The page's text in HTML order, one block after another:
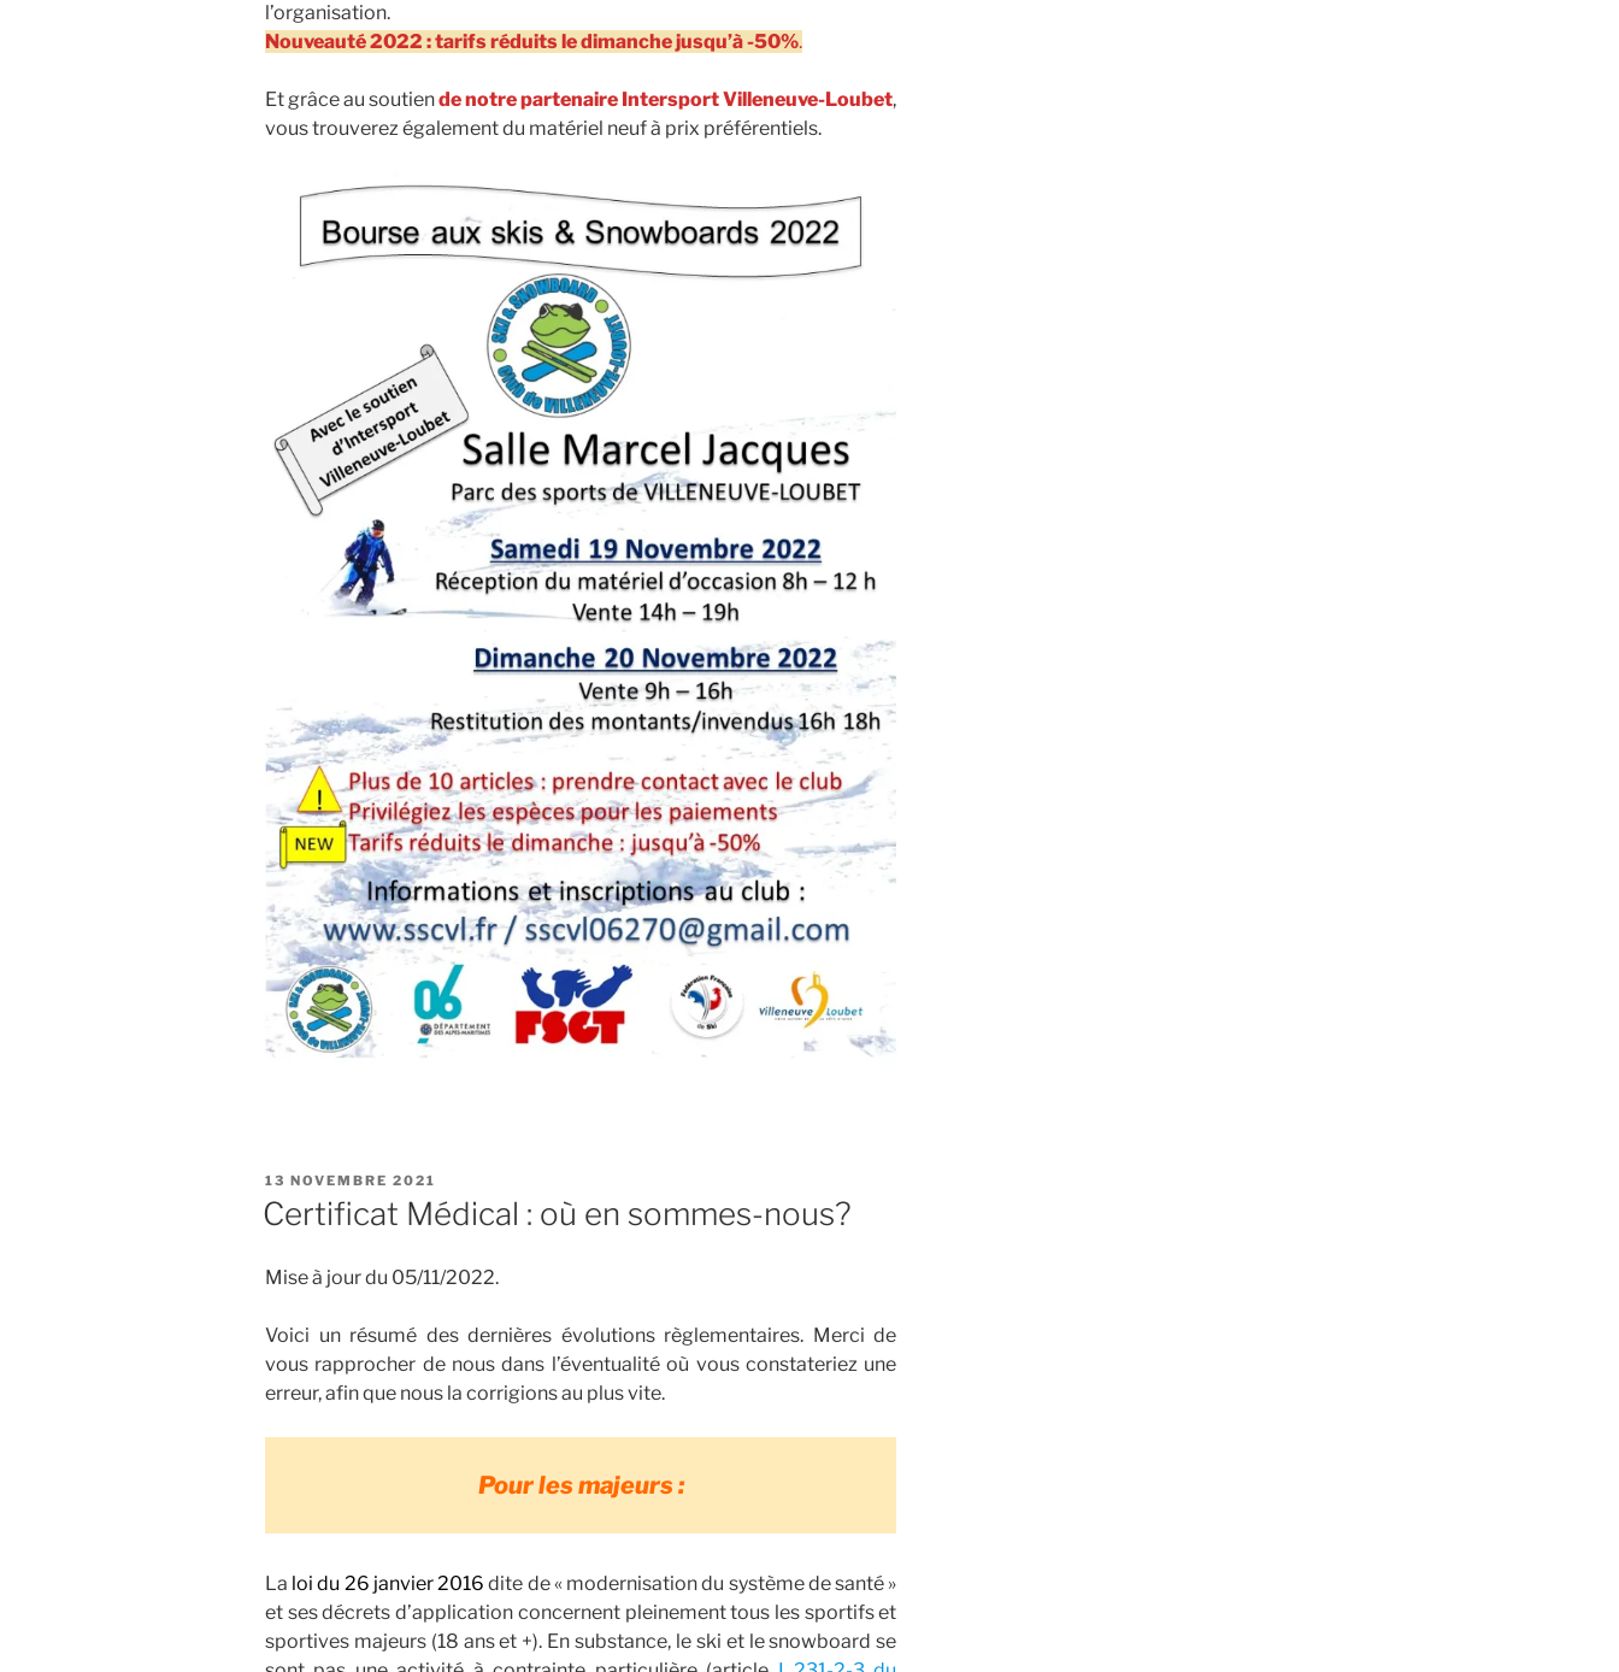
l’organisation.
Nouveauté 2022 : tarifs réduits le dimanche jusqu’à -50%.
Et grâce au soutiende notre partenaire Intersport Villeneuve-Loubet,
vous trouverez également du matériel neuf à prix préférentiels.
PUBLIÉ
LE
13 NOVEMBRE 2021
Certificat Médical : où en sommes-nous?
Mise à jour du 05/11/2022.
Voici un résumé des dernières évolutions règlementaires. Merci de
vous rapprocher de nous dans l’éventualité où vous constateriez une
erreur, afin que nous la corrigions au plus vite.
Pour les majeurs :
La loi du 26 janvier 2016 dite de « modernisation du système de santé »
et ses décrets d’application concernent pleinement tous les sportifs et
sportives majeurs (18 ans et +). En substance, le ski et le snowboard se